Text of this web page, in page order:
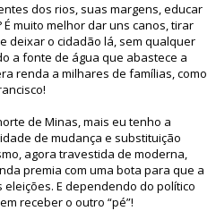
dos rios, suas margens, educar
muito melhor dar uns canos, tirar
deixar o cidadão lá, sem qualquer
a fonte de água que abastece a
renda a milhares de famílias, como
de Minas, mais eu tenho a
de mudança e substituição
agora travestida de moderna,
premia com uma bota para que a
E dependendo do político
receber o outro “pé”!